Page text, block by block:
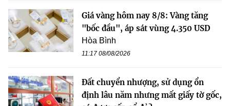
Giá vàng hôm nay 8/8: Vàng tăng
"bốc đầu", áp sát vùng 4.350 USD
Hòa Bình
11:17 08/08/2026
Đất chuyển nhượng, sử dụng ổn
định lâu năm nhưng mất giấy tờ gốc,